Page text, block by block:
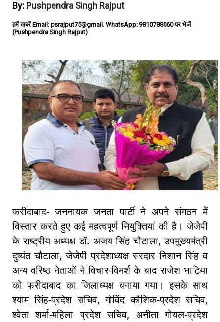
By: Pushpendra Singh Rajput
हमें ख़बरें Email: psrajput75@gmail. WhatsApp: 9810788060 पर भेजें
(Pushpendra Singh Rajput)
फरीदाबाद- जननायक जनता पार्टी ने अपने संगठन में
विस्तार करते हुए कई महत्वपूर्ण नियुक्तियां की है। जेजेपी
के राष्ट्रीय अध्यक्ष डॉ. अजय सिंह चौटाला, उपमुख्यमंत्री
दुष्यंत चौटाला, जेजेपी प्रदेशाध्यक्ष सरदार निशान सिंह व
अन्य वरिष्ठ नेताओं ने विचार-विमर्श के बाद राजेश भाटिया
को फरीदाबाद का जिलाध्यक्ष बनाया गया। इसके साथ
श्याम सिंह-प्रदेश सचिव, गोविंद कौशिक-प्रदेश सचिव,
श्वेता शर्मा-महिला प्रदेश सचिव, अनीता गोयल-प्रदेश